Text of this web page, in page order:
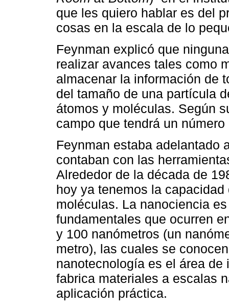
que les quiero hablar es del
cosas en la escala de lo
Feynman explicó que
realizar avances tales como
almacenar la información de
del tamaño de una partícula
átomos y moléculas. Según
campo que tendrá un
Feynman estaba adelantado
contaban con las
Alrededor de la década de
hoy ya tenemos la
moléculas. La nanociencia
fundamentales que ocurren
y 100 nanómetros (un
metro), las cuales se
nanotecnología es el área
fabrica materiales a escalas
aplicación práctica.